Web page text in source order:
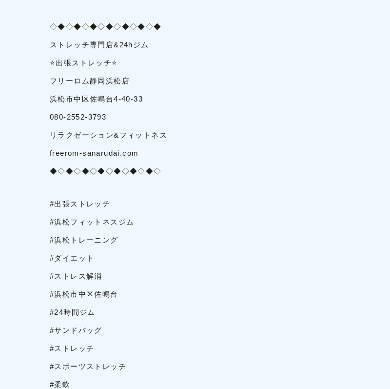
◇◆◇◆◇◆◇◆◇◆◇◆◇◆
ストレッチ専門店&24hジム
⭐出張ストレッチ⭐
フリーロム静岡浜松店
浜松市中区佐鳴台4-40-33
080-2552-3793
リラクゼーション&フィットネス
freerom-sanarudai.com
◆◇◆◇◆◇◆◇◆◇◆◇◆◇
#出張ストレッチ
#浜松フィットネスジム
#浜松トレーニング
#ダイエット
#ストレス解消
#浜松市中区佐鳴台
#24時間ジム
#サンドバッグ
#ストレッチ
#スポーツストレッチ
#柔軟